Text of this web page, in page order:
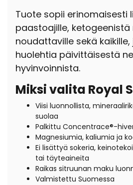
Tuote sopii erinomaisesti
paastoajille,
noudattaville sekä
huolehtia päivittäisestä
hyvinvoinnista.
Miksi valita Royal
Viisi luonnollista,
suolaa
Palkittu Concentrace®-
Magnesiumia, kaliumia ja
Ei lisättyä sokeria,
tai täyteaineita
Raikas sitruunan maku
Valmistettu Suomessa